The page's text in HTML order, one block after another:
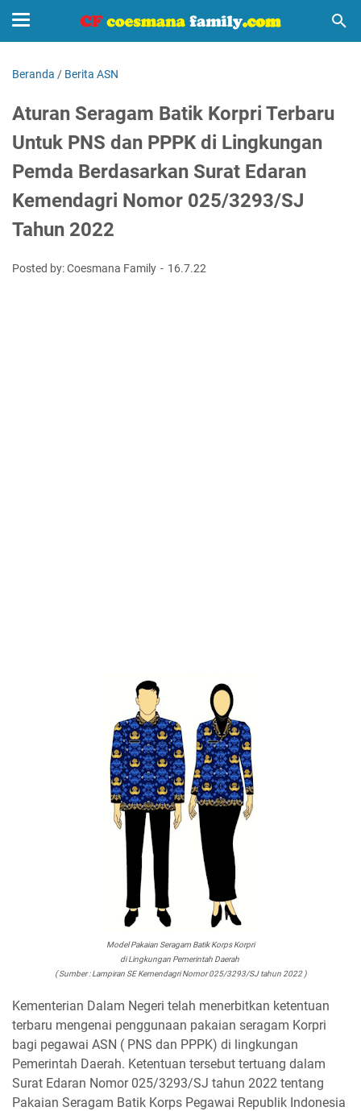
Beranda / Berita ASN
Aturan Seragam Batik Korpri Terbaru
Untuk PNS dan PPPK di Lingkungan
Pemda Berdasarkan Surat Edaran
Kemendagri Nomor 025/3293/SJ
Tahun 2022
Posted by: Coesmana Family 16.7.22
Model Pakaian Seragam Batik Korps Korpri
di Lingkungan Pemerintah Daerah
( Sumber : Lampiran SE KemendagriNomor 025/3293/SJ tahun 2022 )
Kementerian Dalam Negeri telah menerbitkan ketentuan
terbaru mengenai penggunaan pakaian seragam Korpri
bagi pegawai ASN ( PNS dan PPPK) di lingkungan
Pemerintah Daerah. Ketentuan tersebut tertuang dalam
Surat Edaran Nomor 025/3293/SJ tahun 2022 tentang
Pakaian Seragam Batik Korps Pegawai Republik Indonesia